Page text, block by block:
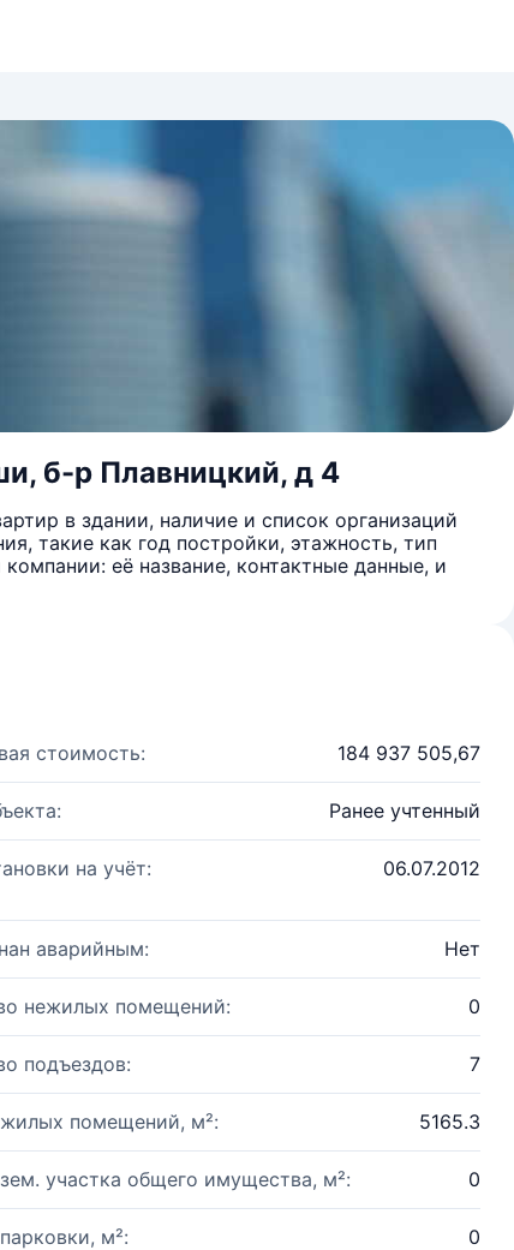
б-р Плавницкий, д 4
в здании, наличие и список организаций
такие как год постройки, этажность, тип
её название, контактные данные, и
стоимость: 184 937 505,67
Ранее учтенный
на учёт: 06.07.2012
аварийным: Нет
нежилых помещений: 0
подъездов: 7
помещений, м²: 5165.3
участка общего имущества, м²: 0
м²: 0